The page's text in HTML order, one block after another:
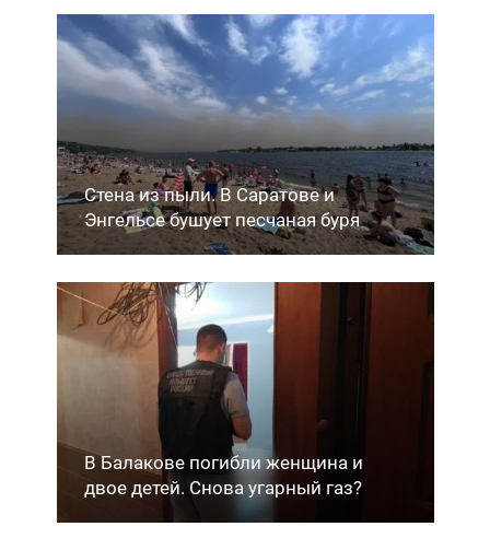
Стена из пыли. В Саратове и
Энгельсе бушует песчаная буря
В Балакове погибли женщина и
двое детей. Снова угарный газ?